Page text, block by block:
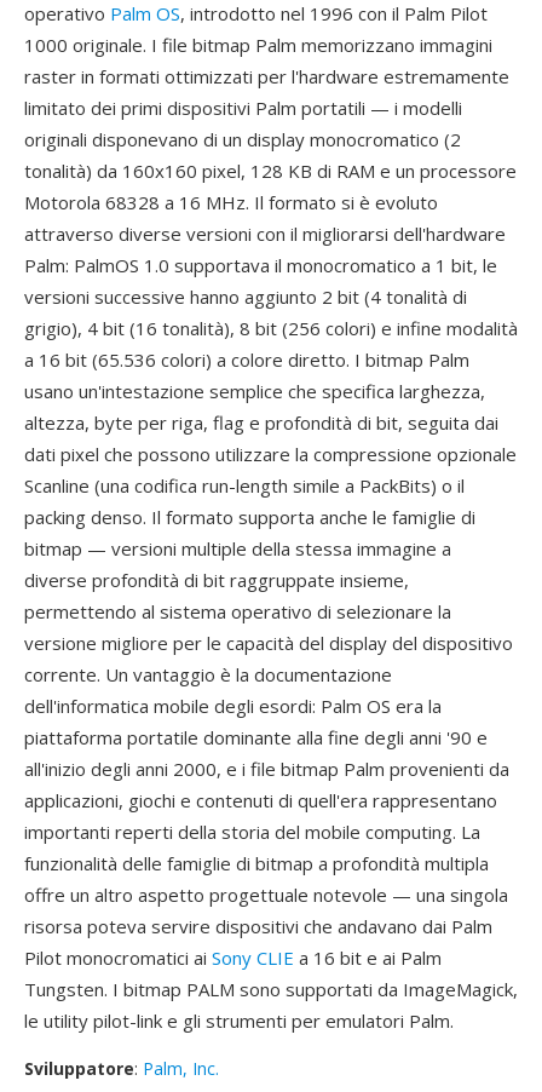
operativo Palm OS, introdotto nel 1996 con il Palm Pilot
1000 originale. I file bitmap Palm memorizzano immagini
raster in formati ottimizzati per l'hardware estremamente
limitato dei primi dispositivi Palm portatili — i modelli
originali disponevano di un display monocromatico (2
tonalità) da 160x160 pixel, 128 KB di RAM e un processore
Motorola 68328 a 16 MHz. Il formato si è evoluto
attraverso diverse versioni con il migliorarsi dell'hardware
Palm: PalmOS 1.0 supportava il monocromatico a 1 bit, le
versioni successive hanno aggiunto 2 bit (4 tonalità di
grigio), 4 bit (16 tonalità), 8 bit (256 colori) e infine modalità
a 16 bit (65.536 colori) a colore diretto. I bitmap Palm
usano un'intestazione semplice che specifica larghezza,
altezza, byte per riga, flag e profondità di bit, seguita dai
dati pixel che possono utilizzare la compressione opzionale
Scanline (una codifica run-length simile a PackBits) o il
packing denso. Il formato supporta anche le famiglie di
bitmap — versioni multiple della stessa immagine a
diverse profondità di bit raggruppate insieme,
permettendo al sistema operativo di selezionare la
versione migliore per le capacità del display del dispositivo
corrente. Un vantaggio è la documentazione
dell'informatica mobile degli esordi: Palm OS era la
piattaforma portatile dominante alla fine degli anni '90 e
all'inizio degli anni 2000, e i file bitmap Palm provenienti da
applicazioni, giochi e contenuti di quell'era rappresentano
importanti reperti della storia del mobile computing. La
funzionalità delle famiglie di bitmap a profondità multipla
offre un altro aspetto progettuale notevole — una singola
risorsa poteva servire dispositivi che andavano dai Palm
Pilot monocromatici ai Sony CLIE a 16 bit e ai Palm
Tungsten. I bitmap PALM sono supportati da ImageMagick,
le utility pilot-link e gli strumenti per emulatori Palm.
Sviluppatore: Palm, Inc.